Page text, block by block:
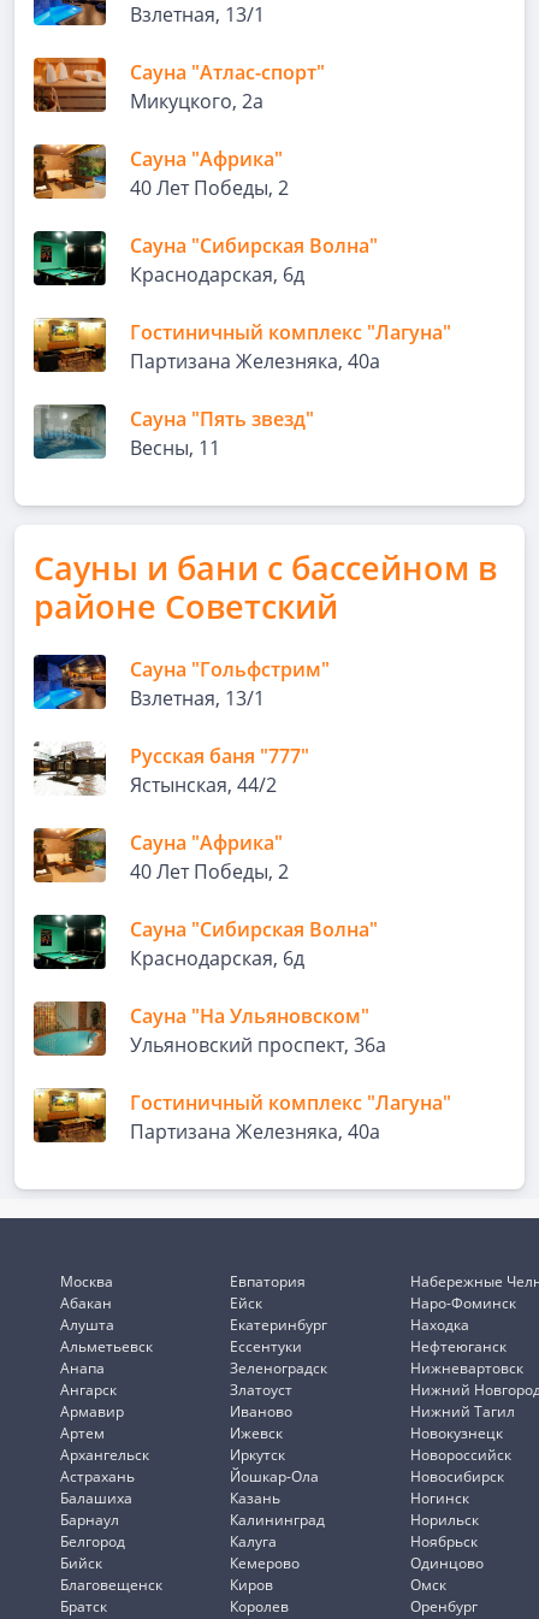
Взлетная, 13/1
Сауна "Атлас-спорт"
Микуцкого, 2а
Сауна "Африка"
40 Лет Победы, 2
Сауна "Сибирская Волна"
Краснодарская, 6д
Гостиничный комплекс "Лагуна"
Партизана Железняка, 40а
Сауна "Пять звезд"
Весны, 11
Сауны и бани с бассейном в
районе Советский
Сауна "Гольфстрим"
Взлетная, 13/1
Русская баня "777"
Ястынская, 44/2
Сауна "Африка"
40 Лет Победы, 2
Сауна "Сибирская Волна"
Краснодарская, 6д
Сауна "На Ульяновском"
Ульяновский проспект, 36а
Гостиничный комплекс "Лагуна"
Партизана Железняка, 40а
Москва
Абакан
Алушта
Альметьевск
Анапа
Ангарск
Армавир
Артем
Архангельск
Астрахань
Балашиха
Барнаул
Белгород
Бийск
Благовещенск
Братск
Евпатория
Ейск
Екатеринбург
Ессентуки
Зеленоградск
Златоуст
Иваново
Ижевск
Иркутск
Йошкар-Ола
Казань
Калининград
Калуга
Кемерово
Киров
Королев
Набережные
Наро-Фоминск
Находка
Нефтеюганск
Нижневартовск
Нижний
Нижний Тагил
Новокузнецк
Новороссийск
Новосибирск
Ногинск
Норильск
Ноябрьск
Одинцово
Омск
Оренбург